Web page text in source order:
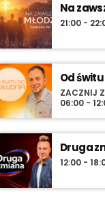
Na
21:00 -
Od
ZACZNIJ
06:00 -
Druga
12:00 -